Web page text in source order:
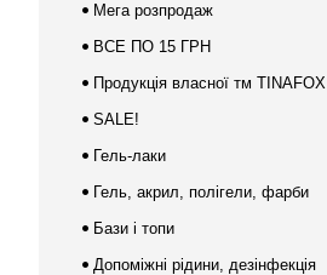
Мега розпродаж
ВСЕ ПО 15 ГРН
Продукція власної тм TINAFOX
SALE!
Гель-лаки
Гель, акрил, полігели, фарби
Бази і топи
Допоміжні рідини, дезінфекція